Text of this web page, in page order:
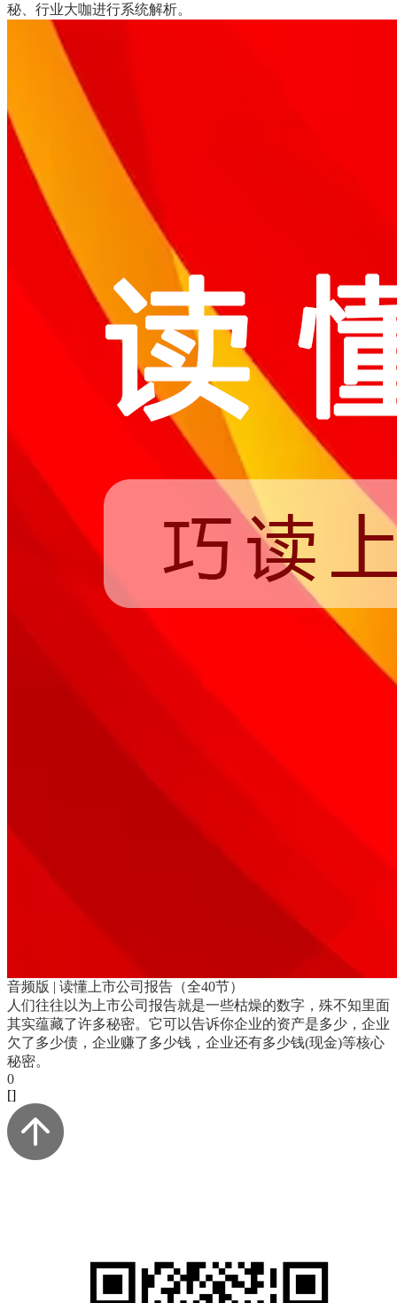
秘、行业大咖进行系统解析。
音频版 | 读懂上市公司报告（全40节）
人们往往以为上市公司报告就是一些枯燥的数字，殊不知里面
其实蕴藏了许多秘密。它可以告诉你企业的资产是多少，企业
欠了多少债，企业赚了多少钱，企业还有多少钱(现金)等核心
秘密。
0
[]